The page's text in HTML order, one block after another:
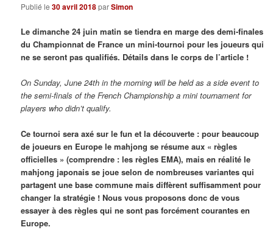
Publié le30 avril 2018parSimon
Le dimanche 24 juin matin se tiendra en marge des demi-finales
du Championnat de France un mini-tournoi pour les joueurs qui
ne se seront pas qualifiés. Détails dans le corps de l’article !
On Sunday, June 24th in the morning will be held as a side event to
the semi-finals of the French Championship a mini tournament for
players who didn’t qualify.
Ce tournoi sera axé sur le fun et la découverte : pour beaucoup
de joueurs en Europe le mahjong se résume aux « règles
officielles » (comprendre : les règles EMA), mais en réalité le
mahjong japonais se joue selon de nombreuses variantes qui
partagent une base commune mais diffèrent suffisamment pour
changer la stratégie ! Nous vous proposons donc de vous
essayer à des règles qui ne sont pas forcément courantes en
Europe.